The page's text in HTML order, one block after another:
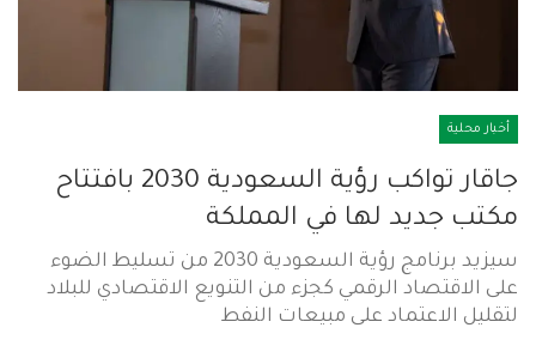
أخبار محلية
جاقار تواكب رؤية السعودية 2030 بافتتاح
مكتب جديد لها في المملكة
سيزيد برنامج رؤية السعودية 2030 من تسليط الضوء
على الاقتصاد الرقمي كجزء من التنويع الاقتصادي للبلاد
لتقليل الاعتماد على مبيعات النفط